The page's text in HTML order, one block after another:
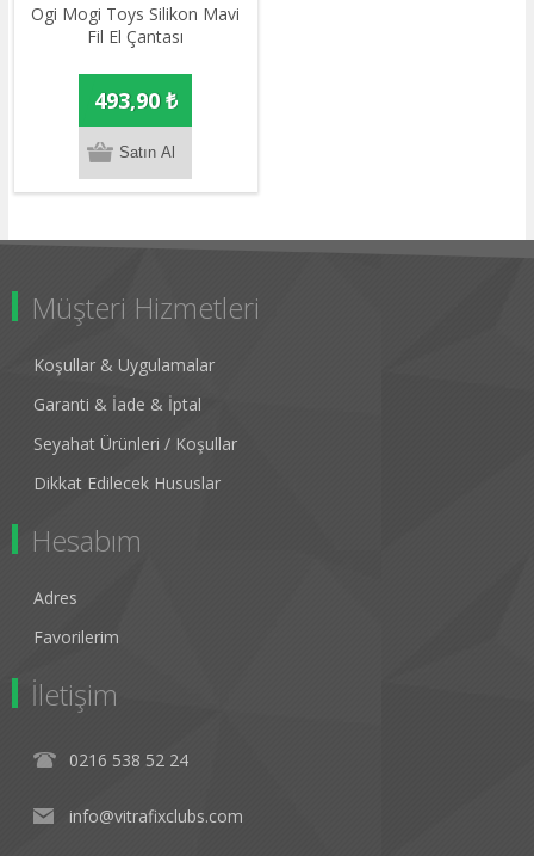
Ogi Mogi Toys Silikon Mavi
Fil El Çantası
493,90 ₺
Müşteri Hizmetleri
Koşullar & Uygulamalar
Garanti & İade & İptal
Seyahat Ürünleri / Koşullar
Dikkat Edilecek Hususlar
Hesabım
Adres
Favorilerim
İletişim
0216 538 52 24
info@vitrafixclubs.com